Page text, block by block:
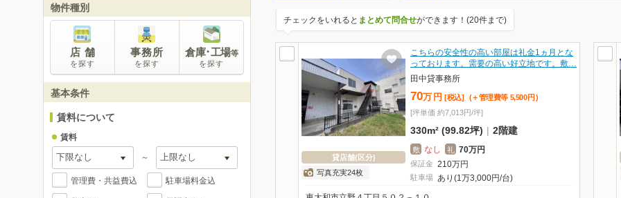
物件種別
店 舗
を探す
事務所
を探す
倉庫･工場等
を探す
基本条件
賃料について
賃料
～
管理費・共益費込 駐車場料金込
チェックをいれると まとめて問合せができます！(20件まで)
貸店舗(区分)
写真充実24枚
こちらの安全性の高い部屋は礼金1ヵ月とな
っております。需要の高い好立地です。敷…
田中貸事務所
70万 円 [税込] (＋管理費等 5,500 円 )
[坪単価 約7,013円/坪]
330m² (99.82坪) | 2階建
敷 なし 礼 70万円
保証金 210万円
駐車場 あり(1万3,000円/台)